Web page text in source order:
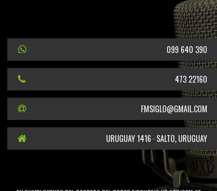
099 640 390
473 22160
FMSIGLO@GMAIL.COM
URUGUAY 1416 · SALTO, URUGUAY